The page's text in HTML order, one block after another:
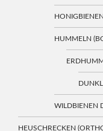
HUMMELN
WILDBIENEN
HEUSCHRECKEN